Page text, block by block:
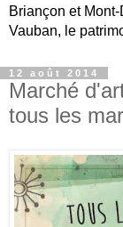
Briançon et
Vauban, le
12 août 2014
Marché
tous les